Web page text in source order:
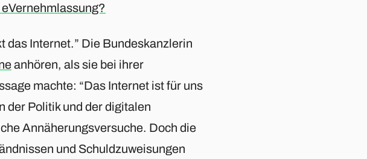
das Internet.” Die Bundeskanzlerin
anhören, als sie bei ihrer
machte: “Das Internet ist für uns
der Politik und der digitalen
Annäherungsversuche. Doch die
und Schuldzuweisungen